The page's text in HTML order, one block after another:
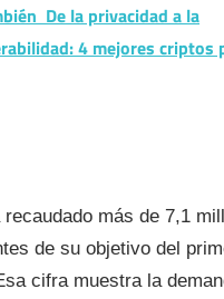
De la privacidad a la
4 mejores criptos
recaudado más de 7,1
de su objetivo del
cifra muestra la